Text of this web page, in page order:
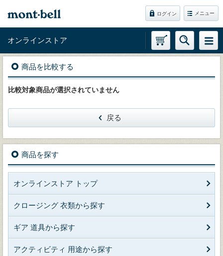
ログイン メニュー
オンラインストア
商品を比較する
比較対象商品が選択されていません
戻る
商品を探す
オンラインストア トップ
クロージング 衣類から探す
ギア 道具から探す
アクティビティ 用途から探す